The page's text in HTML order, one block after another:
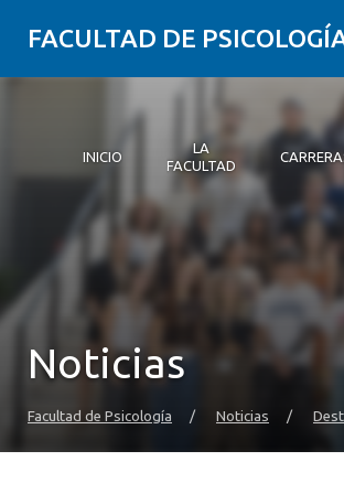
FACULTAD DE
INICIO
Inicio
LA
FACULTAD
La Facultad
Carreras
3° Proceso de Certificación |
Postgrados y Educación Continua
Investigación
Vinculación con el medio
Alumni Psicología UDD
Servicio de Psicología Integral
Noticias
Facultad de Psicología / Noticias /